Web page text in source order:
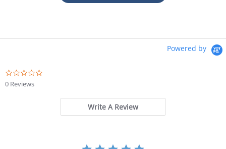
Powered by
0 Reviews
Write A Review